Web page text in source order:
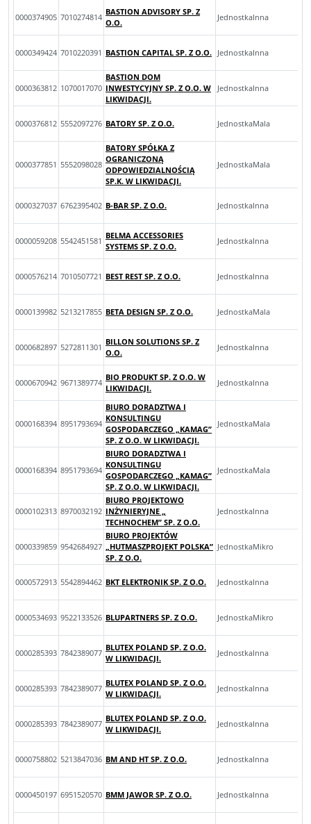
0000374905 7010274814
BASTION ADVISORY SP. Z
O.O.
JednostkaInna
0000349424 7010220391 BASTION CAPITAL SP. Z O.O. JednostkaInna
0000363812 1070017070
BASTION DOM
INWESTYCYJNY SP. Z O.O. W
LIKWIDACJI.
JednostkaInna
0000376812 5552097276 BATORY SP. Z O.O. JednostkaMala
0000377851 5552098028
BATORY SPÓŁKA Z
OGRANICZONĄ
ODPOWIEDZIALNOŚCIĄ
SP.K. W LIKWIDACJI.
JednostkaMala
0000327037 6762395402 B-BAR SP. Z O.O. JednostkaInna
0000059208 5542451581
BELMA ACCESSORIES
SYSTEMS SP. Z O.O.
JednostkaInna
0000576214 7010507721 BEST REST SP. Z O.O. JednostkaInna
0000139982 5213217855 BETA DESIGN SP. Z O.O. JednostkaMala
0000682897 5272811301
BILLON SOLUTIONS SP. Z
O.O.
JednostkaInna
0000670942 9671389774
BIO PRODUKT SP. Z O.O. W
LIKWIDACJI.
JednostkaInna
0000168394 8951793694
BIURO DORADZTWA I
KONSULTINGU
GOSPODARCZEGO „KAMAG”
SP. Z O.O. W LIKWIDACJI.
JednostkaMala
0000168394 8951793694
BIURO DORADZTWA I
KONSULTINGU
GOSPODARCZEGO „KAMAG”
SP. Z O.O. W LIKWIDACJI.
JednostkaMala
0000102313 8970032192
BIURO PROJEKTOWO
INŻYNIERYJNE „
TECHNOCHEM” SP. Z O.O.
JednostkaInna
0000339859 9542684927
BIURO PROJEKTÓW
„HUTMASZPROJEKT POLSKA”
SP. Z O.O.
JednostkaMikro
0000572913 5542894462 BKT ELEKTRONIK SP. Z O.O. JednostkaInna
0000534693 9522133526 BLUPARTNERS SP. Z O.O. JednostkaMikro
0000285393 7842389077
BLUTEX POLAND SP. Z O.O.
W LIKWIDACJI.
JednostkaInna
0000285393 7842389077
BLUTEX POLAND SP. Z O.O.
W LIKWIDACJI.
JednostkaInna
0000285393 7842389077
BLUTEX POLAND SP. Z O.O.
W LIKWIDACJI.
JednostkaInna
0000758802 5213847036 BM AND HT SP. Z O.O. JednostkaInna
0000450197 6951520570 BMM JAWOR SP. Z O.O. JednostkaInna